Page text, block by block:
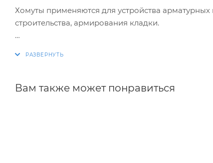
Хомуты применяются для устройства
строительства, армирования кладки.
Вам также может понравиться